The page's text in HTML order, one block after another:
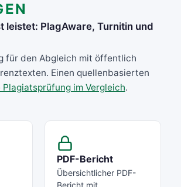
leistet: PlagAware, Turnitin und
für den Abgleich mit öffentlich
Einen quellenbasierten
Plagiatsprüfung im Vergleich.
PDF-Bericht
Übersichtlicher PDF-
Bericht mit